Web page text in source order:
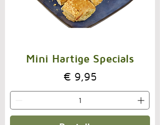
Mini Hartige Specials
Prijs
€ 9,95